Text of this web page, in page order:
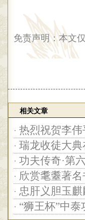
免责声明：本文
相关文章
· 热烈祝贺李伟
· 瑞龙收徒大典
· 功夫传奇·第
· 欣赏耄耋著
· 忠肝义胆玉
· “狮王杯”中泰